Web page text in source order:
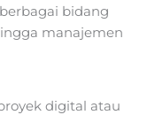
bidang
manajemen
digital atau